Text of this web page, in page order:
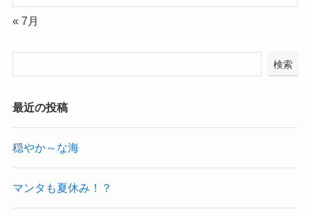
« 7月
検索
最近の投稿
穏やか～な海
マンタも夏休み！？